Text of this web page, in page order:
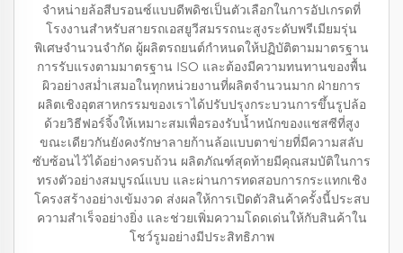
จำหน่ายล้อสีบรอนซ์แบบดีพดิชเป็นตัวเลือกในการอัปเกรดที่
โรงงานสำหรับสายรถเอสยูวีสมรรถนะสูงระดับพรีเมียมรุ่น
พิเศษจำนวนจำกัด ผู้ผลิตรถยนต์กำหนดให้ปฏิบัติตามมาตรฐาน
การรับแรงตามมาตรฐาน ISO และต้องมีความทนทานของพื้น
ผิวอย่างสม่ำเสมอในทุกหน่วยงานที่ผลิตจำนวนมาก ฝ่ายการ
ผลิตเชิงอุตสาหกรรมของเราได้ปรับปรุงกระบวนการขึ้นรูปล้อ
ด้วยวิธีฟอร์จิ้งให้เหมาะสมเพื่อรองรับน้ำหนักของแชสซีที่สูง
ขณะเดียวกันยังคงรักษาลายก้านล้อแบบตาข่ายที่มีความสลับ
ซับซ้อนไว้ได้อย่างครบถ้วน ผลิตภัณฑ์สุดท้ายมีคุณสมบัติในการ
ทรงตัวอย่างสมบูรณ์แบบ และผ่านการทดสอบการกระแทกเชิง
โครงสร้างอย่างเข้มงวด ส่งผลให้การเปิดตัวสินค้าครั้งนี้ประสบ
ความสำเร็จอย่างยิ่ง และช่วยเพิ่มความโดดเด่นให้กับสินค้าใน
โชว์รูมอย่างมีประสิทธิภาพ